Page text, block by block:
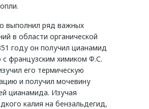
выполнил ряд важных
в области органической
году он получил цианамид
с французским химиком Ф.С.
его термическую
и получил мочевину
цианамида. Изучая
калия на бензальдегид,